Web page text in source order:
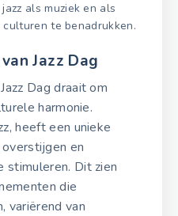
als muziek en als
te benadrukken.
Jazz Dag
Dag draait om
harmonie.
heeft een unieke
en
stimuleren. Dit zien
die
variërend van